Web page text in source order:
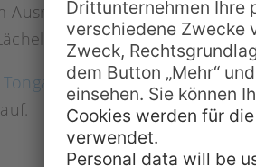
Ausritt am Strand oder durch
ins Gesicht zu zaubern.
Tonga Reisehier absteigen?